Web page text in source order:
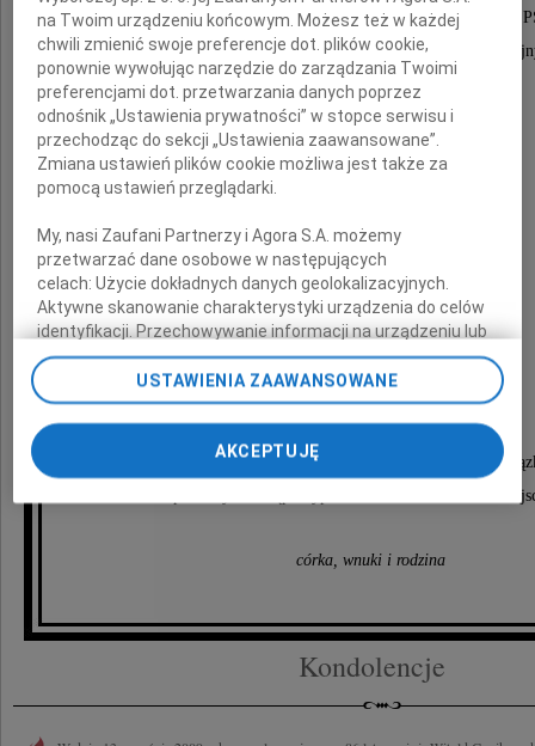
Główny Inżynier Warszawskiej Fabryki Maszyn
Dyrektor Techniczny Fabryki Obrabiarek
i Kół Zębatych "AVIA",
Główny Mechanik Mennicy Państwowej.
Nasz kochamy Ojciec i Dziadek,
zawsze życzliwy i służący pomocą innym.
Będzie nam Go bardzo brakowało.
Nabożeństwo żałobne odbędzie się
17 września 2009 roku o godzinie 13.00
w kościele św. Karola Boromeusza na Starych
po którym nastąpi wyprowadzenie na cmentarz
córka, wnuki i rodzina
Kondolencje
na Twoim urządzeniu końcowym. Możesz też w każdej
chwili zmienić swoje preferencje dot. plików cookie,
ponownie wywołując narzędzie do zarządzania Twoimi
preferencjami dot. przetwarzania danych poprzez
odnośnik „Ustawienia prywatności” w stopce serwisu i
przechodząc do sekcji „Ustawienia zaawansowane”.
Zmiana ustawień plików cookie możliwa jest także za
pomocą ustawień przeglądarki.
My, nasi Zaufani Partnerzy i Agora S.A. możemy
przetwarzać dane osobowe w następujących
celach:Użycie dokładnych danych geolokalizacyjnych.
Aktywne skanowanie charakterystyki urządzenia do celów
identyfikacji. Przechowywanie informacji na urządzeniu lub
dostęp do nich. Spersonalizowane reklamy i treści, pomiar
reklam i treści, badnie odbiorców i ulepszanie usług.
Lista Zaufanych Partnerów
USTAWIENIA ZAAWANSOWANE
AKCEPTUJĘ